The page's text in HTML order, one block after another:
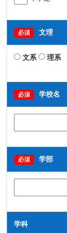
必須 文理
文系 理系
必須 学校名
必須 学部
学科